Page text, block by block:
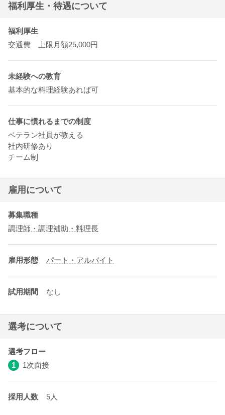
明るいタイプ
技術力がある
穏やかな雰囲気
清潔感がある
責任感がある
福利厚生・待遇について
福利厚生
交通費 上限月額25,000円
未経験への教育
基本的な料理経験あれば可
仕事に慣れるまでの制度
ベテラン社員が教える
社内研修あり
チーム制
雇用について
募集職種
調理師・調理補助・料理長
雇用形態 パート・アルバイト
試用期間 なし
選考について
選考フロー
1
1次面接
採用人数 5人